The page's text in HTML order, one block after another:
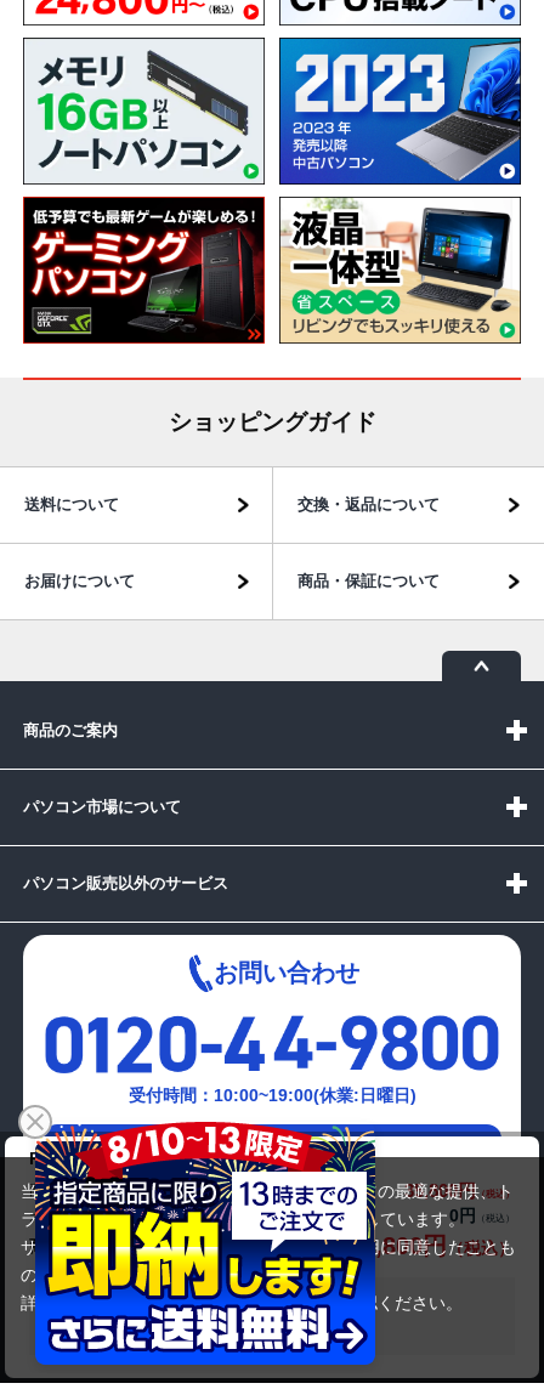
Panasonic Let's note CF-SV8
商品価格(税込) 35,800円
オプション小計価格(税込)
0円
商品合計価格(税込)
35,800円
在庫がありません
ショッピングガイド
送料について 交換・返品について
お届けについて 商品・保証について
商品のご案内
パソコン市場について
パソコン販売以外のサービス
お問い合わせ
受付時間：10:00~19:00(休業:日曜日)
メールでの
お問い合わせはこちら
Copyright(c)2024 mediator Co., Ltd. ALL Rights Reserved
当サイトでは利用体験の向上およびコンテンツの最適な提供、ト
ラフィックの分析を目的としてCookieを使用しています。
サイトの閲覧を継続された場合、Cookieの利用に同意したことも
のといたします。
詳細については
プライバシーポリシーをご確認ください。
承諾する